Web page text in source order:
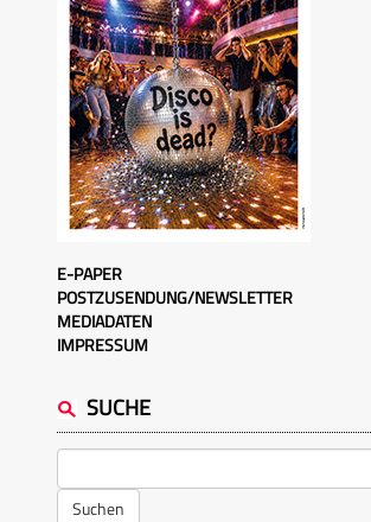
E-PAPER
POSTZUSENDUNG/NEWSLETTER
MEDIADATEN
IMPRESSUM
SUCHE
Suchen